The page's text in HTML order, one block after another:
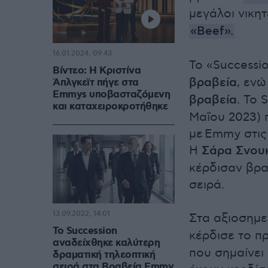
μεγάλοι
«Beef».
Το
βραβεία,
βραβεία. Το
Μαΐου 2023)
με Emmy
Η Σάρα
κέρδισαν
σειρά.
Στα
κέρδισε το
που
Βίντεο: Η Κριστίνα
Άπλγκεϊτ πήγε στα
Emmys υποβασταζόμενη
και καταχειροκροτήθηκε
16.01.2024, 09:43
To Succession
αναδείχθηκε καλύτερη
δραματική τηλεοπτική
13.09.2022, 14:01